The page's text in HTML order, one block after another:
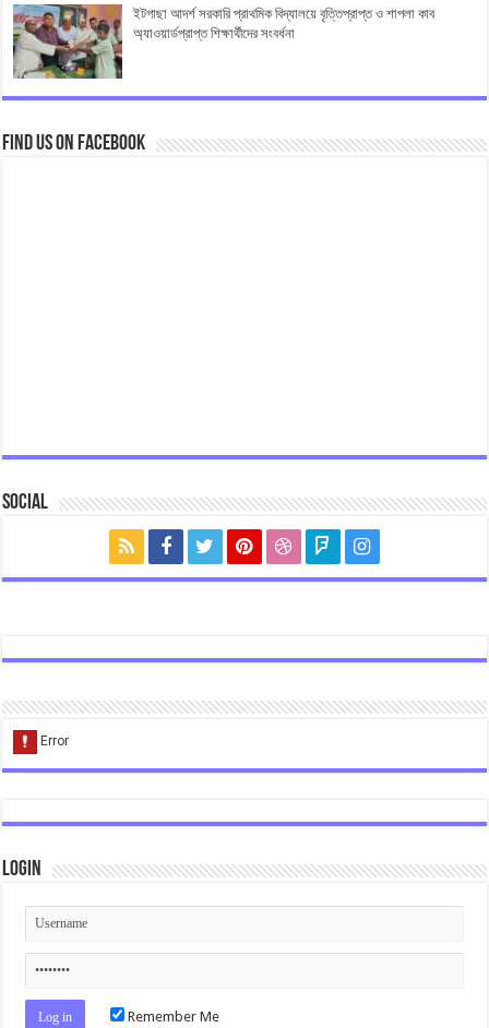
ইটগাছা আদর্শ সরকারি প্রাথমিক বিদ্যালয়ে বৃত্তিপ্রাপ্ত ও শাপলা কাব
অ্যাওয়ার্ডপ্রাপ্ত শিক্ষার্থীদের সংবর্ধনা
Find us on Facebook
Social
Login
Remember Me